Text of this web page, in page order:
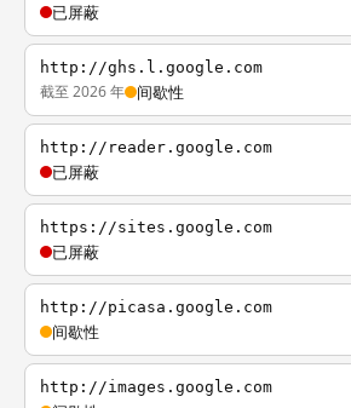
已屏蔽
http://ghs.l.google.com
截至 2026 年 间歇性
http://reader.google.com
已屏蔽
https://sites.google.com
已屏蔽
http://picasa.google.com
间歇性
http://images.google.com